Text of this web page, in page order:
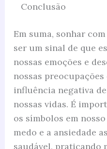
Conclusão
Em suma, sonhar
ser um sinal de que
nossas emoções e
nossas preocupações
influência negativa
nossas vidas. É
os símbolos em
medo e a ansiedade
saudável, praticando